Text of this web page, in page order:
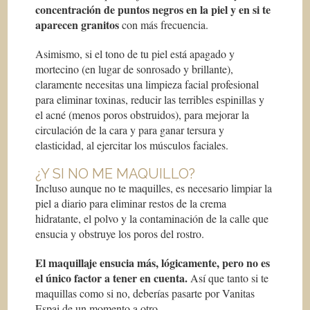
concentración de puntos negros en la piel y en si te
aparecen granitoscon más frecuencia.
Asimismo, si el tono de tu piel está apagado y
mortecino (en lugar de sonrosado y brillante),
claramente necesitas una limpieza facial profesional
para eliminar toxinas, reducir las terribles espinillas y
el acné (menos poros obstruidos), para mejorar la
circulación de la cara y para ganar tersura y
elasticidad, al ejercitar los músculos faciales.
¿Y SI NO ME MAQUILLO?
Incluso aunque no te maquilles, es necesario limpiar la
piel a diario para eliminar restos de la crema
hidratante, el polvo y la contaminación de la calle que
ensucia y obstruye los poros del rostro.
El maquillaje ensucia más, lógicamente, pero no es
elúnico factor a tener en cuenta. Así que tanto si te
maquillas como si no, deberías pasarte por Vanitas